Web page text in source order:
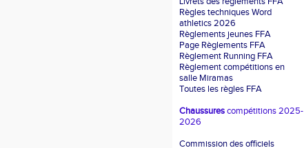
Règles techniques Word
athletics 2026
Règlements jeunes FFA
Page Règlements FFA
Règlement Running FFA
Règlement compétitions en
salle Miramas
Toutes les règles FFA
Chaussurescompétitions 2025-
2026
Commission des officiels